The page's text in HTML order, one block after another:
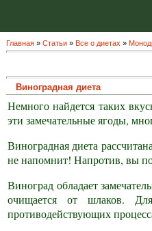
Главная » Статьи » Все о диетах »
Виноградная диета
Немного найдется таких
эти замечательные ягоды,
Виноградная диета
не напомнит! Напротив, вы
Виноград обладает
очищается от шлаков.
противодействующих